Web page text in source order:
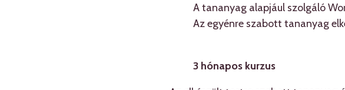
A tananyag alapjául szolgáló
Az egyénre szabott tananyag
3 hónapos kurzus